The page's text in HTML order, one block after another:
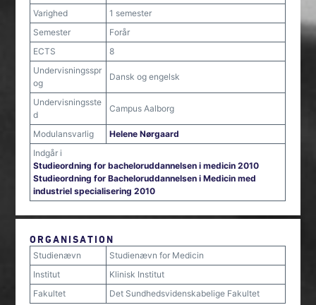
Varighed
1 semester
Semester
Forår
ECTS
8
Undervisningsspr
og
Dansk og engelsk
Undervisningsste
d
Campus Aalborg
Modulansvarlig
Helene Nørgaard
Indgår i
Studieordning for bacheloruddannelsen i medicin 2010
Studieordning for Bacheloruddannelsen i Medicin med
industriel specialisering 2010
ORGANISATION
Studienævn
Studienævn for Medicin
Institut
Klinisk Institut
Fakultet
Det Sundhedsvidenskabelige Fakultet